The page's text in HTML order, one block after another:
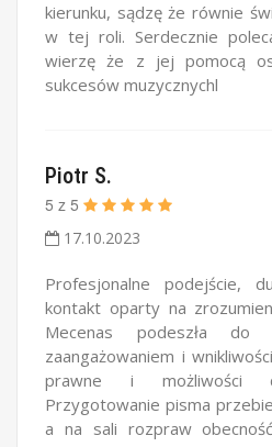
kierunku, sądzę że równie
w tej roli. Serdecznie
wierzę że z jej pomocą
sukcesów muzycznychl
Piotr S.
5 z 5
17.10.2023
Profesjonalne podejście,
kontakt oparty na
Mecenas podeszła
zaangażowaniem i
prawne i możliwości
Przygotowanie pisma
a na sali rozpraw